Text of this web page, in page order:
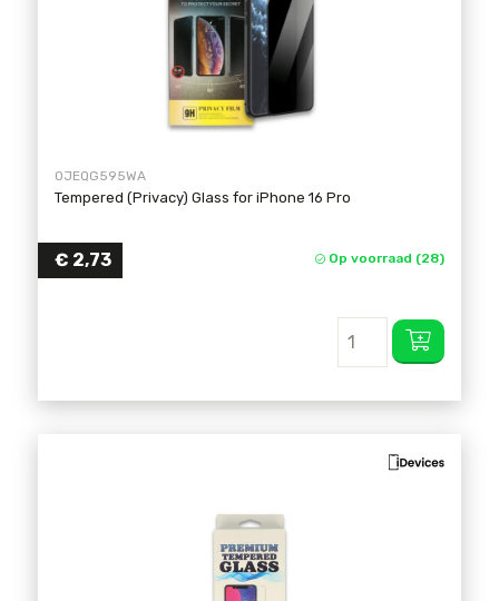
OJEQG595WA
Tempered (Privacy) Glass for iPhone 16 Pro
€ 2,73 Op voorraad (28)